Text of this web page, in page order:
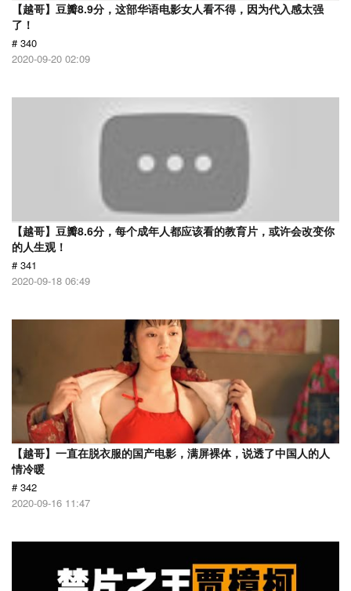
【越哥】豆瓣8.9分，这部华语电影女人看不得，因为代入感太强
了！
# 340
2020-09-20 02:09
【越哥】豆瓣8.6分，每个成年人都应该看的教育片，或许会改变你
的人生观！
# 341
2020-09-18 06:49
【越哥】一直在脱衣服的国产电影，满屏裸体，说透了中国人的人
情冷暖
# 342
2020-09-16 11:47